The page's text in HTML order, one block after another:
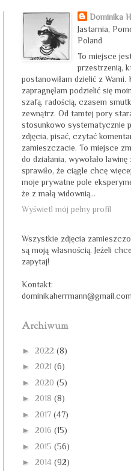
Dominika
Jastarnia,
Poland
To miejsce
przestrzenią,
postanowiłam dzielić z Wami.
zapragnęłam podzielić się
szafą, radością, czasem
zewnątrz. Od tamtej pory
stosunkowo systematycznie
zdjęcia, pisać, czytać
zamieszczacie. To miejsce
do działania, wywołało lawinę
sprawiło, że ciągle chcę
moje prywatne pole
że z małą widownią...
Wyświetl mój pełny profil
Wszystkie zdjęcia
są moją własnością. Jeżeli
zapytaj!
Kontakt:
dominikaherrmann@gmail.com
Archiwum
► 2022 (8)
► 2021 (6)
► 2020 (5)
► 2018 (8)
► 2017 (47)
► 2016 (15)
► 2015 (56)
► 2014 (92)